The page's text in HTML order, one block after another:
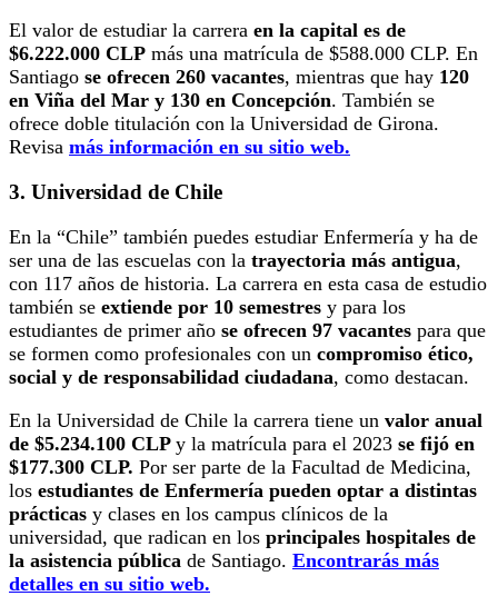
El valor de estudiar la carrera en la capital es de
$6.222.000 CLP más una matrícula de $588.000 CLP. En
Santiago se ofrecen 260 vacantes, mientras que hay 120
en Viña del Mar y 130 en Concepción. También se
ofrece doble titulación con la Universidad de Girona.
Revisa más información en su sitio web.
3. Universidad de Chile
En la “Chile” también puedes estudiar Enfermería y ha de
ser una de las escuelas con la trayectoria más antigua,
con 117 años de historia. La carrera en esta casa de estudio
también se extiende por 10 semestres y para los
estudiantes de primer año se ofrecen 97 vacantes para que
se formen como profesionales con un compromiso ético,
social y de responsabilidad ciudadana, como destacan.
En la Universidad de Chile la carrera tiene un valor anual
de $5.234.100 CLP y la matrícula para el 2023 se fijó en
$177.300 CLP. Por ser parte de la Facultad de Medicina,
los estudiantes de Enfermería pueden optar a distintas
prácticas y clases en los campus clínicos de la
universidad, que radican en los principales hospitales de
la asistencia pública de Santiago. Encontrarás más
detalles en su sitio web.